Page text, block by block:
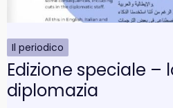
Il periodico
Edizione speciale –
diplomazia